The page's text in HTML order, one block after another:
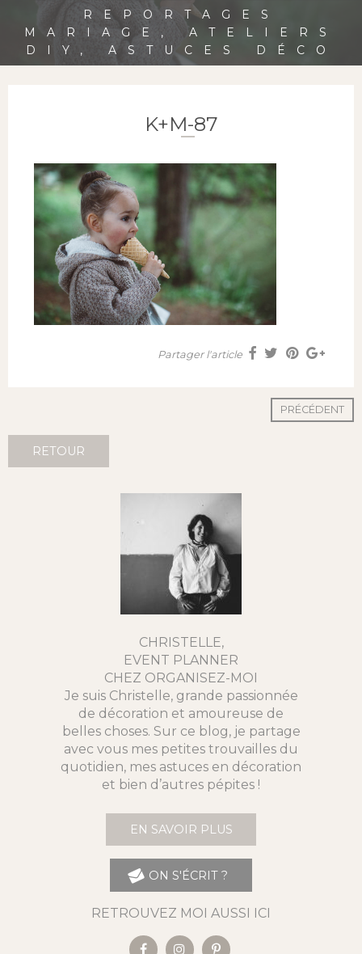
REPORTAGES
MARIAGE, ATELIERS
DIY, ASTUCES DÉCO
K+M-87
Partager l'article
PRÉCÉDENT
RETOUR
CHRISTELLE,
EVENT PLANNER
CHEZ ORGANISEZ-MOI
Je suis Christelle, grande passionnée
de décoration et amoureuse de
belles choses. Sur ce blog, je partage
avec vous mes petites trouvailles du
quotidien, mes astuces en décoration
et bien d’autres pépites !
EN SAVOIR PLUS
ON S'ÉCRIT ?
RETROUVEZ MOI AUSSI ICI